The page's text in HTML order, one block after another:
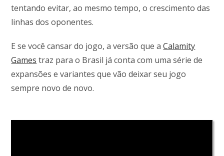
tentando evitar, ao mesmo tempo, o crescimento das
linhas dos oponentes.
E se você cansar do jogo, a versão que aCalamity
Games traz para o Brasil já conta com uma série de
expansões e variantes que vão deixar seu jogo
sempre novo de novo.